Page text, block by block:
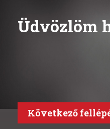
Üdvözlöm
Következő